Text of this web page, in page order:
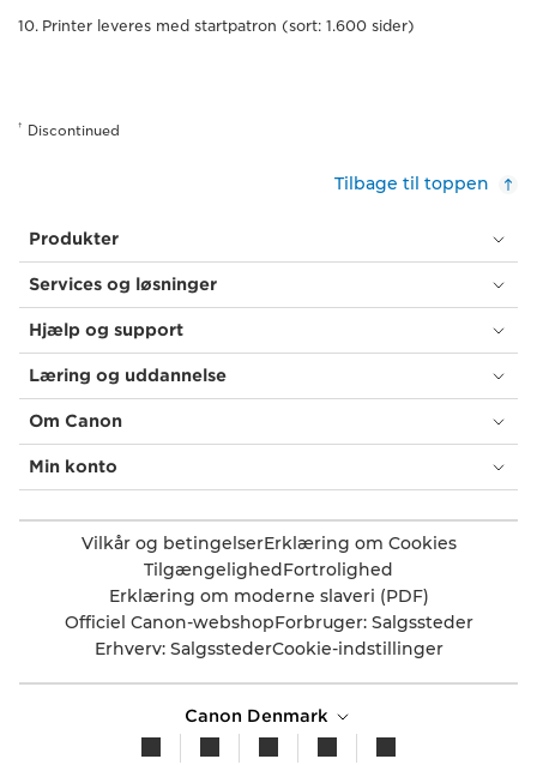
Printer leveres med startpatron (sort: 1.600 sider)
† Discontinued
Tilbage til toppen
Produkter
Services og løsninger
Hjælp og support
Læring og uddannelse
Om Canon
Min konto
Vilkår og betingelserErklæring om Cookies
TilgængelighedFortrolighed
Erklæring om moderne slaveri (PDF)
Officiel Canon-webshopForbruger: Salgssteder
Erhverv: SalgsstederCookie-indstillinger
Canon Denmark